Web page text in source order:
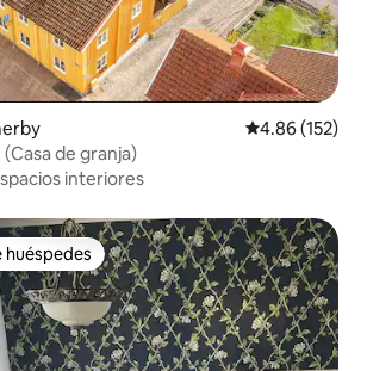
Calificación
4.86 (152)
de granja)
interiores
Favorito entre huéspedes
huéspedes